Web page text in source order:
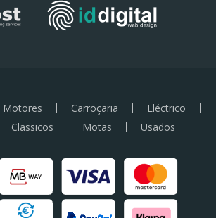
Motores Carroçaria
Eléctrico
Classicos Motas Usados